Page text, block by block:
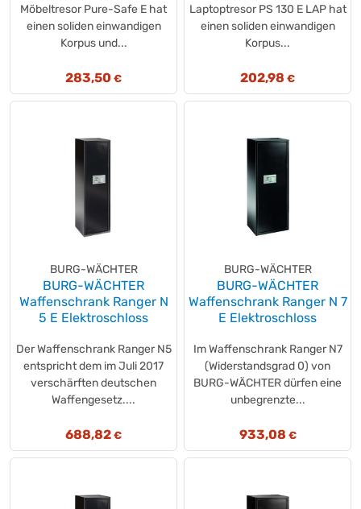
Möbeltresor Pure-Safe E hat
einen soliden einwandigen
Korpus und...
283,50 €
Laptoptresor PS 130 E LAP hat
einen soliden einwandigen
Korpus...
202,98 €
BURG-WÄCHTER
BURG-WÄCHTER
Waffenschrank Ranger N
5 E Elektroschloss
Der Waffenschrank Ranger N5
entspricht dem im Juli 2017
verschärften deutschen
Waffengesetz....
688,82 €
BURG-WÄCHTER
BURG-WÄCHTER
Waffenschrank Ranger N 7
E Elektroschloss
Im Waffenschrank Ranger N7
(Widerstandsgrad 0) von
BURG-WÄCHTER dürfen eine
unbegrenzte...
933,08 €